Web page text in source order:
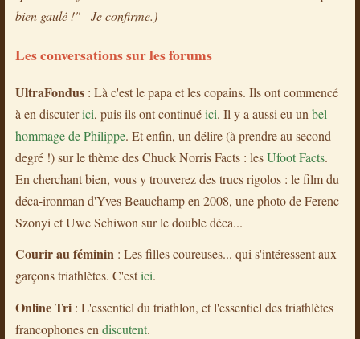
bien gaulé !" - Je confirme.)
Les conversations sur les forums
UltraFondus: Là c'est le papa et les copains. Ils ont commencé
à en discuterici, puis ils ont continuéici. Il y a aussi eu un bel
hommage de Philippe. Et enfin, un délire (à prendre au second
degré !) sur le thème des Chuck Norris Facts : lesUfoot Facts.
En cherchant bien, vous y trouverez des trucs rigolos : le film du
déca-ironman d'Yves Beauchamp en 2008, une photo de Ferenc
Szonyi et Uwe Schiwon sur le double déca...
Courir au féminin: Les filles coureuses... qui s'intéressent aux
garçons triathlètes. C'estici.
Online Tri: L'essentiel du triathlon, et l'essentiel des triathlètes
francophones endiscutent.